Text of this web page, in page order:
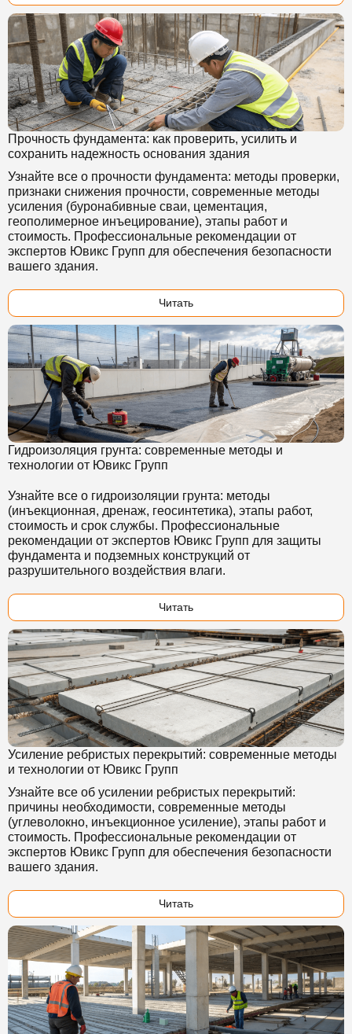
Прочность фундамента: как проверить, усилить и
сохранить надежность основания здания
Узнайте все о прочности фундамента: методы проверки,
признаки снижения прочности, современные методы
усиления (буронабивные сваи, цементация,
геополимерное инъецирование), этапы работ и
стоимость. Профессиональные рекомендации от
экспертов Ювикс Групп для обеспечения безопасности
вашего здания.
Читать
Гидроизоляция грунта: современные методы и
технологии от Ювикс Групп
Узнайте все о гидроизоляции грунта: методы
(инъекционная, дренаж, геосинтетика), этапы работ,
стоимость и срок службы. Профессиональные
рекомендации от экспертов Ювикс Групп для защиты
фундамента и подземных конструкций от
разрушительного воздействия влаги.
Читать
Усиление ребристых перекрытий: современные методы
и технологии от Ювикс Групп
Узнайте все об усилении ребристых перекрытий:
причины необходимости, современные методы
(углеволокно, инъекционное усиление), этапы работ и
стоимость. Профессиональные рекомендации от
экспертов Ювикс Групп для обеспечения безопасности
вашего здания.
Читать